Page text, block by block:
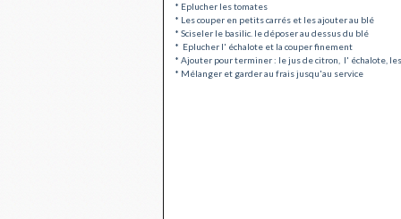
* Eplucher les tomates
* Les couper en petits carrés et les ajouter au blé
* Sciseler le basilic. le déposer au dessus du blé
* Eplucher l' échalote et la couper finement
* Ajouter pour terminer : le jus de citron, l' échalote,
* Mélanger et garder au frais jusqu'au service